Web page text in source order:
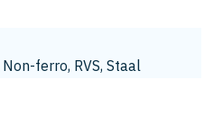
ferro, RVS, Staal